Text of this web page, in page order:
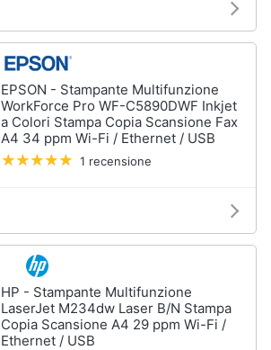
EPSON - Stampante Multifunzione
WorkForce Pro WF-C5890DWF Inkjet
a Colori Stampa Copia Scansione Fax
A4 34 ppm Wi-Fi / Ethernet / USB
1 recensione
HP - Stampante Multifunzione
LaserJet M234dw Laser B/N Stampa
Copia Scansione A4 29 ppm Wi-Fi /
Ethernet / USB